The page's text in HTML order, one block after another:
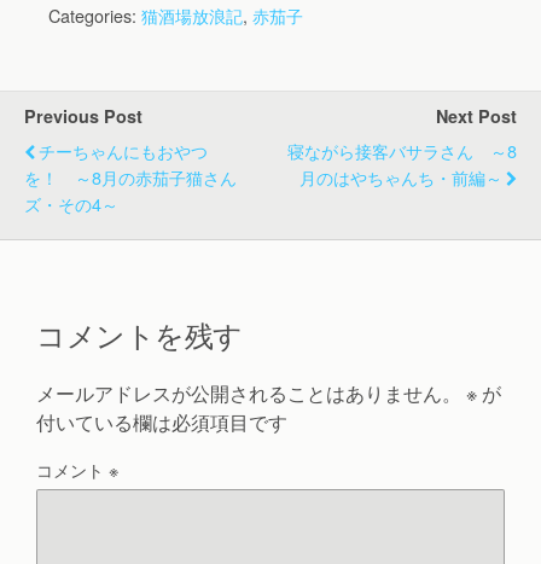
Categories: 猫酒場放浪記, 赤茄子
Previous Post
チーちゃんにもおやつ
を！ ～8月の赤茄子猫さん
ズ・その4～
Next Post
寝ながら接客バサラさん ～8
月のはやちゃんち・前編～
コメントを残す
メールアドレスが公開されることはありません。 ※ が
付いている欄は必須項目です
コメント ※